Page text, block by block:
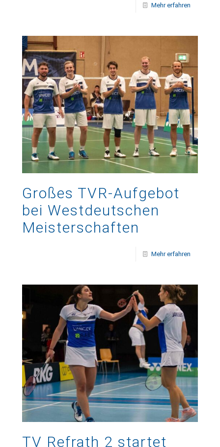
Mehr erfahren
Großes TVR-Aufgebot
bei Westdeutschen
Meisterschaften
Mehr erfahren
TV Refrath 2 startet